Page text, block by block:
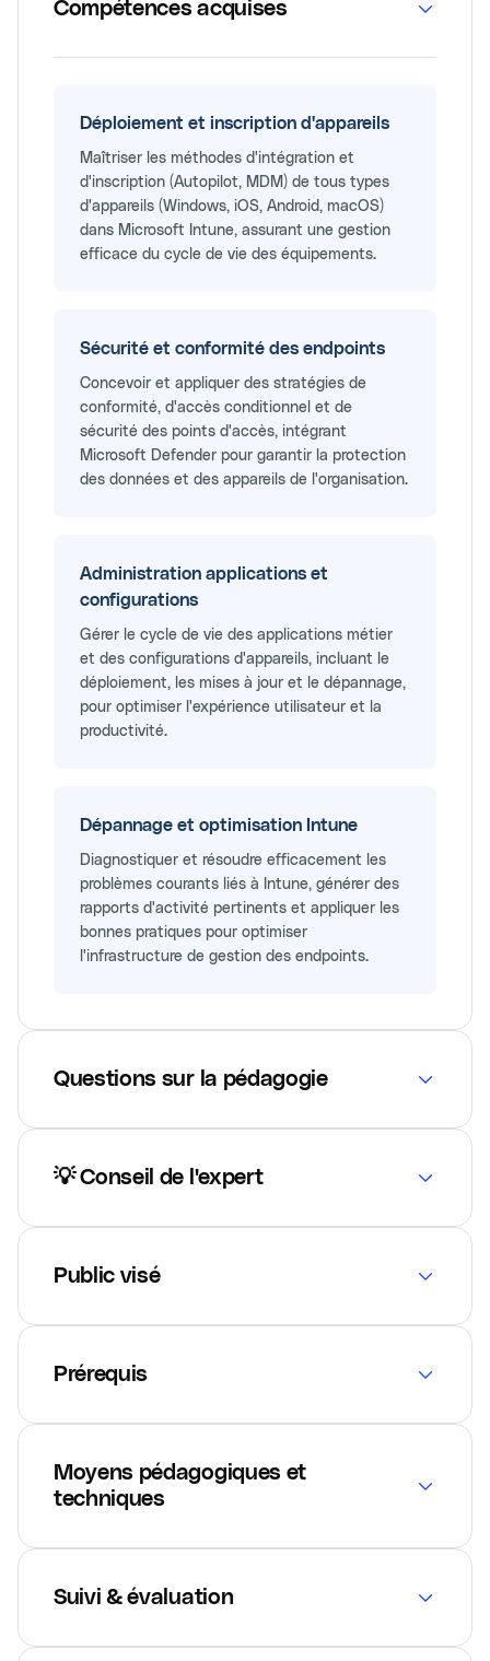
Compétences acquises
Déploiement et inscription d'appareils
Maîtriser les méthodes d'intégration et
d'inscription (Autopilot, MDM) de tous types
d'appareils (Windows, iOS, Android, macOS)
dans Microsoft Intune, assurant une gestion
efficace du cycle de vie des équipements.
Sécurité et conformité des endpoints
Concevoir et appliquer des stratégies de
conformité, d'accès conditionnel et de
sécurité des points d'accès, intégrant
Microsoft Defender pour garantir la protection
des données et des appareils de l'organisation.
Administration applications et
configurations
Gérer le cycle de vie des applications métier
et des configurations d'appareils, incluant le
déploiement, les mises à jour et le dépannage,
pour optimiser l'expérience utilisateur et la
productivité.
Dépannage et optimisation Intune
Diagnostiquer et résoudre efficacement les
problèmes courants liés à Intune, générer des
rapports d'activité pertinents et appliquer les
bonnes pratiques pour optimiser
l'infrastructure de gestion des endpoints.
Questions sur la pédagogie
💡 Conseil de l'expert
Public visé
Prérequis
Moyens pédagogiques et
techniques
Suivi & évaluation